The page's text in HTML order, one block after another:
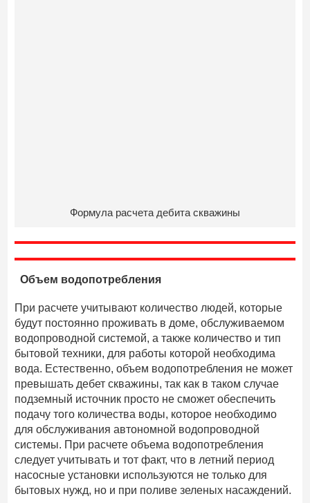
Формула расчета дебита скважины
Объем водопотребления
При расчете учитывают количество людей, которые
будут постоянно проживать в доме, обслуживаемом
водопроводной системой, а также количество и тип
бытовой техники, для работы которой необходима
вода. Естественно, объем водопотребления не может
превышать дебет скважины, так как в таком случае
подземный источник просто не сможет обеспечить
подачу того количества воды, которое необходимо
для обслуживания автономной водопроводной
системы. При расчете объема водопотребления
следует учитывать и тот факт, что в летний период
насосные установки используются не только для
бытовых нужд, но и при поливе зеленых насаждений.